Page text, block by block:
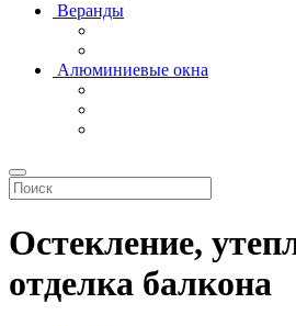
Веранды
Алюминиевые окна
Остекление,
отделка балкона